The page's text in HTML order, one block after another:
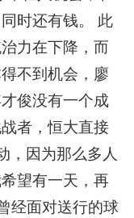
时还有钱。 此
力在下降，而
不到机会，廖
俊没有一个成
者，恒大直接
，因为那么多人
望有一天，再
经面对送行的球